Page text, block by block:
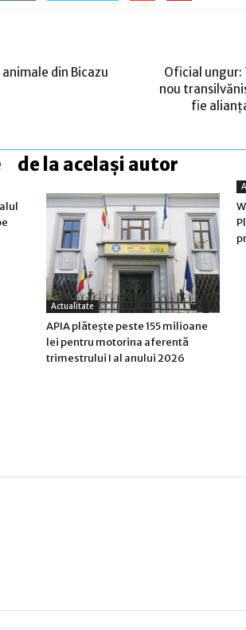
din Bicazu
Oficial ungur:
nou
fie
de la același autor
Actualitate
APIA plătește peste 155 milioane
lei pentru motorina aferentă
trimestrului I al anului 2026